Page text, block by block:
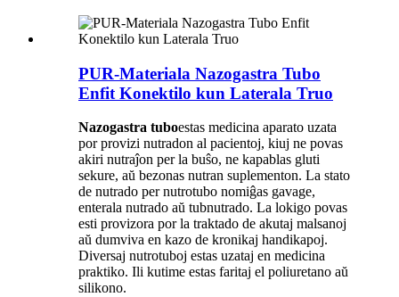
PUR-Materiala Nazogastra Tubo
Enfit Konektilo kun Laterala Truo
Nazogastra tuboestas medicina aparato uzata
por provizi nutradon al pacientoj, kiuj ne povas
akiri nutraĵon per la buŝo, ne kapablas gluti
sekure, aŭ bezonas nutran suplementon. La stato
de nutrado per nutrotubo nomiĝas gavage,
enterala nutrado aŭ tubnutrado. La lokigo povas
esti provizora por la traktado de akutaj malsanoj
aŭ dumviva en kazo de kronikaj handikapoj.
Diversaj nutrotuboj estas uzataj en medicina
praktiko. Ili kutime estas faritaj el poliuretano aŭ
silikono.